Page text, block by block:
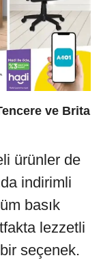
ve Brita
ürünler de
indirimli
basık
lezzetli
seçenek.